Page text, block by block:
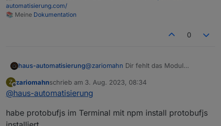
automatisierung.com/
📚 Meine Dokumentation
0
haus-automatisierung@zariomahn Dir fehlt das Modul
Erweiterung im JavaScript-Adapter
eingetragen?
Z
Offline
zariomahnschrieb am 3. Aug. 2023, 08:34
zuletzt editiert von
@haus-automatisierung
habe protobufjs im Terminal mit npm install protobufjs